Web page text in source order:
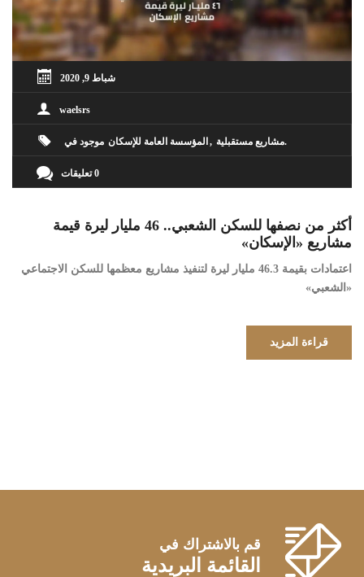
شباط 9, 2020
waelsrs
موجود في المؤسسة العامة للإسكان مشاريع مستقبلية
0 تعليقات
أكثر من نصفها للسكن الشعبي.. 46 مليار ليرة قيمة
مشاريع «الإسكان»
اعتمادات بقيمة 46.3 مليار ليرة لتنفيذ مشاريع معظمها للسكن الاجتماعي
«الشعبي»
قراءة المزيد
قم بالاشتراك في
القائمة البريدية